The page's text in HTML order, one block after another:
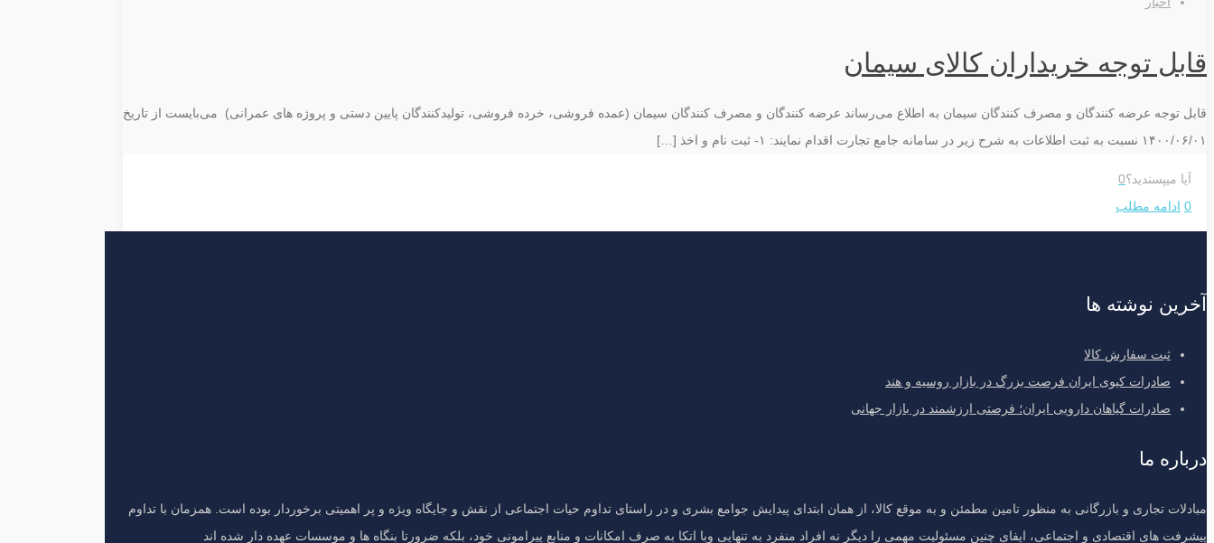
قابل توجه خریداران کالای سیمان
قابل توجه عرضه کنندگان و مصرف کنندگان سیمان به اطلاع می‌رساند عرضه کنندگان و مصرف کنندگان سیمان (عمده فروشی، خرده فروشی، تولیدکنندگان پایین دستی و پروژه های عمرانی) می‌بایست از تاریخ
۱۴۰۰/۰۶/۰۱ نسبت به ثبت اطلاعات به شرح زیر در سامانه جامع تجارت اقدام نمایند: ۱- ثبت نام و اخذ
[…]
آیا میپسندید؟0
0 ادامه مطلب
آخرین نوشته ها
ثبت سفارش کالا
صادرات کیوی ایران فرصت بزرگ در بازار روسیه و هند
صادرات گیاهان دارویی ایران؛ فرصتی ارزشمند در بازار جهانی
درباره ما
مبادلات تجاری و بازرگانی به منظور تامین مطمئن و به موقع کالا، از همان ابتدای پیدایش جوامع بشری و در راستای تداوم حیات اجتماعی از نقش و جایگاه ویژه و پر اهمیتی برخوردار بوده است. همزمان با تداوم
پیشرفت های اقتصادی و اجتماعی، ایفای چنین مسئولیت مهمی را دیگر نه افراد منفرد به تنهایی وبا اتکا به صرف امکانات و منابع پیرامونی خود، بلکه ضرورتا بنگاه ها و موسسات عهده دار شده اند